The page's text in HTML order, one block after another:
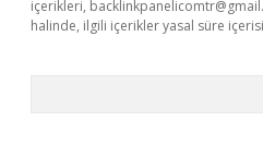
içerikleri,
halinde, ilgili içerikler yasal süre